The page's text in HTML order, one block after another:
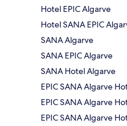
Hotel EPIC Algarve
Hotel SANA EPIC
SANA Algarve
SANA EPIC Algarve
SANA Hotel Algarve
EPIC SANA Algarve
EPIC SANA Algarve
EPIC SANA Algarve